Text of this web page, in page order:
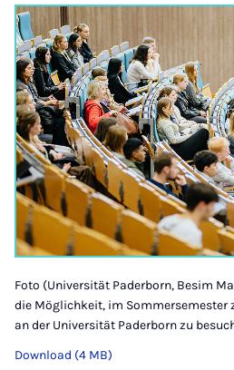
Foto (Universität Paderborn, Besim
die Möglichkeit, im Sommersemester
an der Universität Paderborn zu
Download (4 MB)